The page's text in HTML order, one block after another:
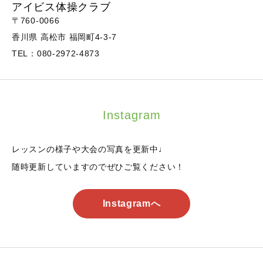
アイビス体操クラブ
〒760-0066
香川県 高松市 福岡町4-3-7
TEL：080-2972-4873
Instagram
レッスンの様子や大会の写真を更新中♩
随時更新していますのでぜひご覧ください！
Instagramへ